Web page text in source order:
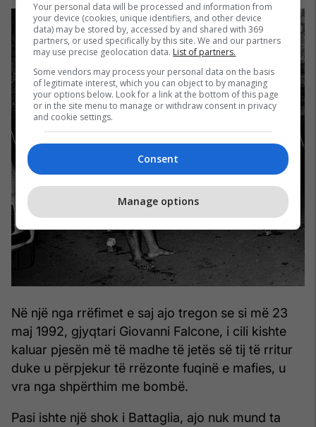
Në një nga rrëfimet e saj ajo tregon se si më 23
maj 1992, gjyqtari Giovanni Falcone, i cili kishte
kaluar pjesën më të madhe të jetës së tij të rritur
duke u përpjekur të rrëzonte fuqinë e mafies, u
vra nga shpërthim me bombë.
Pasi ishte një shok i Battaglia, ajo nuk mund ta
Your personal data will be processed and information from
your device (cookies, unique identifiers, and other device
data) may be stored by, accessed by and shared with 369
partners, or used specifically by this site. We and our partners
may use precise geolocation data. List of partners.
Some vendors may process your personal data on the basis
of legitimate interest, which you can object to by managing
your options below. Look for a link at the bottom of this page
or in the site menu to manage or withdraw consent in privacy
and cookie settings.
Consent
Manage options